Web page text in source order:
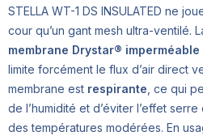
STELLA WT-1 DS INSULATED ne
cour qu’un gant mesh ultra-ventilé.
membrane Drystar® imperméable
limite forcément le flux d’air direct
membrane est respirante , ce qui
de l’humidité et d’éviter l’effet
des températures modérées. En